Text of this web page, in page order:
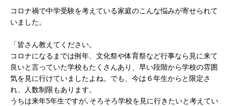
コロナ禍で中学受験を考えている家庭のこんな悩みが寄せられて
いました。
「皆さん教えてください。
コロナになるまでは例年、文化祭や体育祭など行事なら見に来て
良いと言っていた学校もたくさんあり、早い段階から学校の雰囲
気を見に行けていましたよね。でも、今は６年生からと限定さ
れ、人数制限もあります。
うちは来年5年生ですが､そろそろ学校を見に行きたいと考えてい